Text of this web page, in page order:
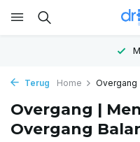
Terug Home Overgang
Overgang |
Overgang